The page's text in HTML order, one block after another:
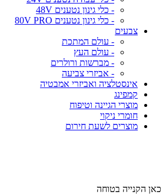
- כלי גינון נטענים 48V
- כלי גינון נטענים 80V PRO
צבעים
- עולם המתכת
- עולם העץ
- מברשות ורולרים
- אביזרי צביעה
אינסטלציה ואביזרי אמבטיה
קמפינג
מוצרי הגיינה וטיפוח
חומרי ניקוי
מוצרים לשעת חירום
כאן הקנייה בטוחה